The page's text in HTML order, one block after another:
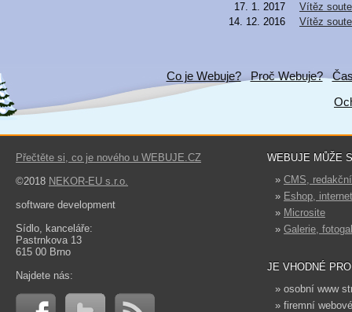
17. 1. 2017
Vítěz
14. 12. 2016
Vítěz
Co je Webuje? Proč Webuje?
Přečtěte si, co je nového u WEBUJE.CZ
©2018 NEKOR-EU s.r.o.
software development
Sídlo, kanceláře:
Pastrnkova 13
615 00 Brno
Najdete nás:
WEBUJE MŮŽE
» CMS,
» Eshop,
» Microsite
» Galerie,
JE VHODNÉ
» osobní www
» firemní